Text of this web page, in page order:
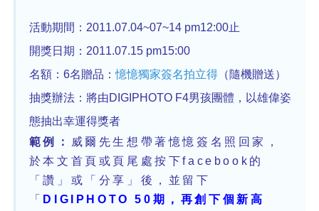
活動期間：2011.07.04~07~14 pm12:00止
開獎日期：2011.07.15 pm15:00
名額：6名贈品：憶憶獨家簽名拍立得（隨機贈送）
抽獎辦法：將由DIGIPHOTO F4男孩團體，以雄偉姿
態抽出幸運得獎者
範例：
威爾先生想帶著憶憶簽名照回家，
於本文首頁或頁尾處按下facebook的
「讚」或「分享」後，並留下
「
DIGIPHOTO 50期，再創下個新高